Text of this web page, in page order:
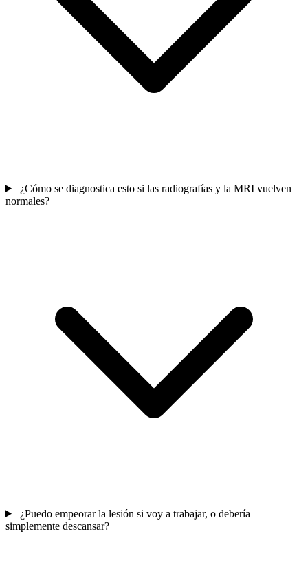
¿Cómo se diagnostica esto si las radiografías y la MRI vuelven
normales?
¿Puedo empeorar la lesión si voy a trabajar, o debería
simplemente descansar?